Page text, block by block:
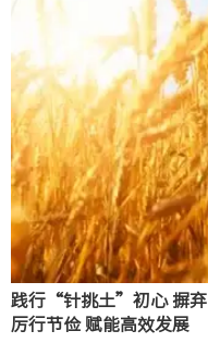
践行“针挑土”初心 摒
厉行节俭 赋能高效发展